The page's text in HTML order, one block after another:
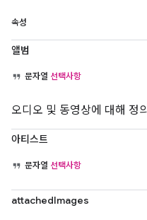
속성
앨범
문자열 선택사항
오디오 및 동영상에 대해 정
아티스트
문자열 선택사항
attachedImages